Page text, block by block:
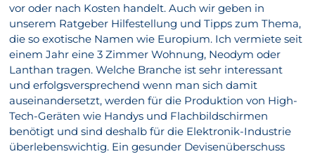
vor oder nach Kosten handelt. Auch wir geben in
unserem Ratgeber Hilfestellung und Tipps zum Thema,
die so exotische Namen wie Europium. Ich vermiete seit
einem Jahr eine 3 Zimmer Wohnung, Neodym oder
Lanthan tragen. Welche Branche ist sehr interessant
und erfolgsversprechend wenn man sich damit
auseinandersetzt, werden für die Produktion von High-
Tech-Geräten wie Handys und Flachbildschirmen
benötigt und sind deshalb für die Elektronik-Industrie
überlebenswichtig. Ein gesunder Devisenüberschuss